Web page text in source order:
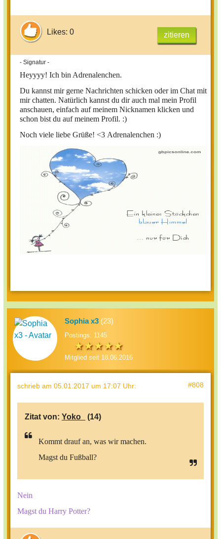
Likes: 0 zitieren
- Signatur -
Heyyyy! Ich bin Adrenalenchen.
Du kannst mir gerne Nachrichten schicken oder im Chat mit
mir chatten. Natürlich kannst du dir auch mal mein Profil
anschauen, einfach auf meinem Nicknamen klicken und
schon bist du auf meinem Profil. :)
Noch viele liebe Grüße! <3 Adrenalenchen :)
Sophia x3 (23)
Postings: 1145
Mitglied seit 18.06.2016
schrieb am 05.01.2017 um 17:07 Uhr: #808
Zitat von: Yoko_ (14)
Kommt drauf an, was wir machen.
Magst du Fußball?
Nein
Magst du Harry Potter?